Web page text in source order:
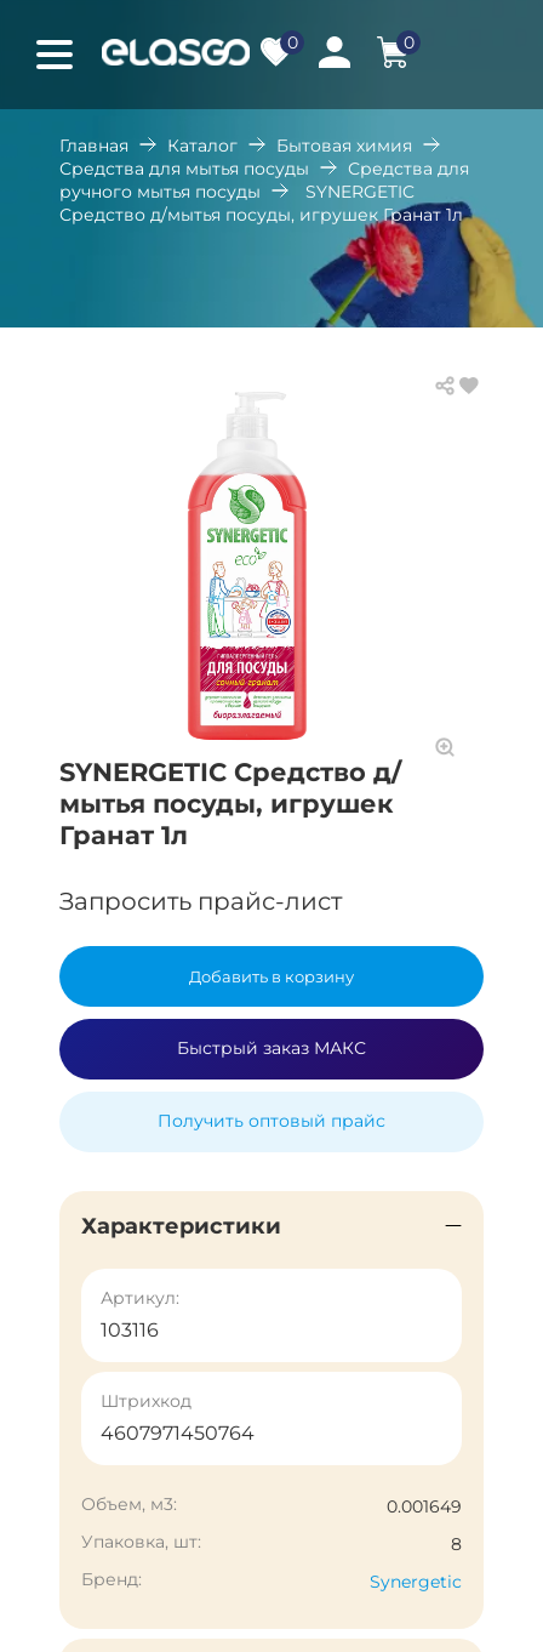
0 0
Главная Каталог
Бытовая химия
Средства для мытья посуды
Средства для
ручного мытья посуды
SYNERGETIC
Средство д/мытья посуды, игрушек Гранат 1л
SYNERGETIC Средство д/
мытья посуды, игрушек
Гранат 1л
Запросить прайс-лист
Добавить в корзину
Быстрый заказ МАКС
Получить оптовый прайс
Характеристики
Артикул:
103116
Штрихкод
4607971450764
Объем, м3:
0.001649
Упаковка, шт:
8
Бренд:
Synergetic